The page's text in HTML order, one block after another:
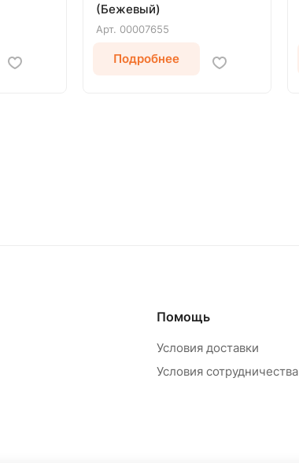
(Бежевый)
Арт. 00007655
Подробнее
Помощь
Условия доставки
Условия сотрудничества